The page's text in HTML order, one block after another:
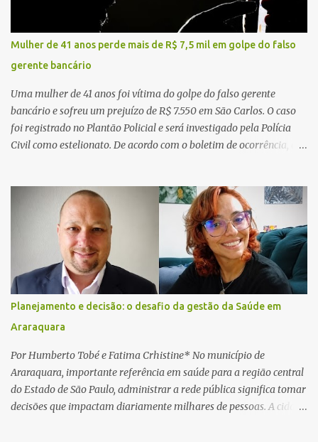
Mulher de 41 anos perde mais de R$ 7,5 mil em golpe do falso
gerente bancário
Uma mulher de 41 anos foi vítima do golpe do falso gerente
bancário e sofreu um prejuízo de R$ 7.550 em São Carlos. O caso
foi registrado no Plantão Policial e será investigado pela Polícia
Civil como estelionato. De acordo com o boletim de ocorrência, a
suspeito alegou que seria necessário atualizar o cadastro da conta
e passou a orientar a vítima sobre os procedimentos que deveriam
ser realizados. Dias depois, o golpista enviou um documento em
PDF simulando uma comunicação oficial da instituição financeira.
Na sequência, entrou em contato por telefone e encaminhou um
link, orientando a vítima a acessá-lo pelo computador para
concluir a suposta atualização cadastral. Após realizar o
procedimento, a conta bancária ficou bloqueada por algumas
horas. Sem conseguir acessar o sistema, a vítima tentou
novamente contato com o suposto gerente, mas não obteve
resposta. Na segunda-fe...
Planejamento e decisão: o desafio da gestão da Saúde em
Araraquara
Por Humberto Tobé e Fatima Crhistine* No município de
Araraquara, importante referência em saúde para a região central
do Estado de São Paulo, administrar a rede pública significa tomar
decisões que impactam diariamente milhares de pessoas. A cidade